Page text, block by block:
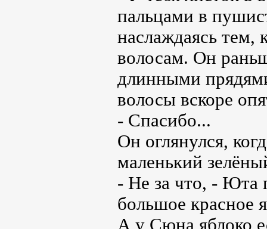
пальцами в
наслаждаясь тем,
волосам. Он
длинными
волосы вскоре
- Спасибо...
Он оглянулся,
маленький
- Не за что, - Юта
большое красное
А у Сюна яблоко